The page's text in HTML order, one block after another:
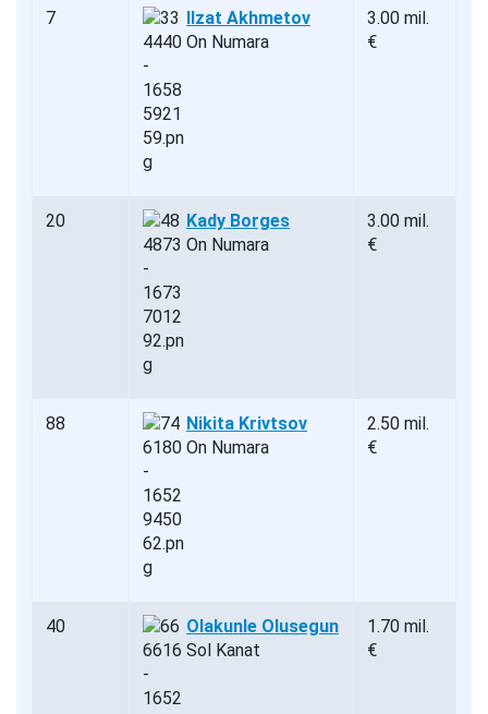
7
Ilzat Akhmetov
On Numara
3.00 mil.
€
20
Kady Borges
On Numara
3.00 mil.
€
88
Nikita Krivtsov
On Numara
2.50 mil.
€
40
Olakunle Olusegun
Sol Kanat
1.70 mil.
€